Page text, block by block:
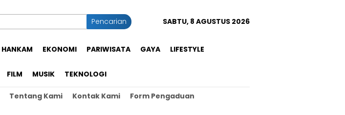
Pencarian SABTU, 8 AGUSTUS 2026
HANKAM EKONOMI PARIWISATA GAYA LIFESTYLE
FILM MUSIK TEKNOLOGI
Tentang Kami Kontak Kami
Form Pengaduan